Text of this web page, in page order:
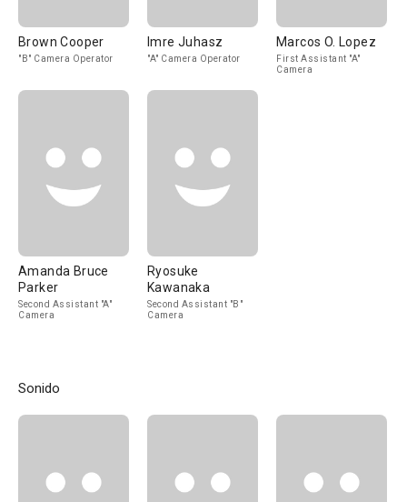
Brown Cooper
"B" Camera Operator
Imre Juhasz
"A" Camera Operator
Marcos O. Lopez
First Assistant "A"
Camera
Amanda Bruce
Parker
Second Assistant "A"
Camera
Ryosuke
Kawanaka
Second Assistant "B"
Camera
Sonido